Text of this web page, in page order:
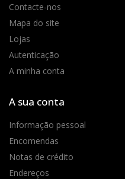
Contacte-nos
Mapa do site
Lojas
Autenticação
A minha conta
A sua conta
Informação pessoal
Encomendas
Notas de crédito
Endereços